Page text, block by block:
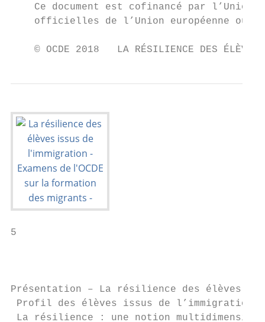
Ce document est cofinancé par l’Union
officielles de l’Union européenne ou
© OCDE 2018   LA RÉSILIENCE DES
5
Présentation – La résilience des élèves
Profil des élèves issus de
La résilience : une notion